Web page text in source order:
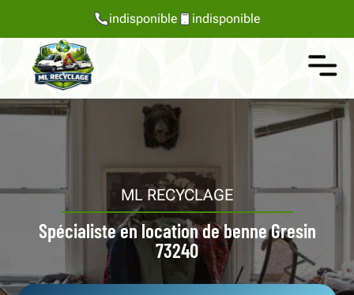
indisponible indisponible
ML RECYCLAGE
Spécialiste en location de benne Gresin
73240